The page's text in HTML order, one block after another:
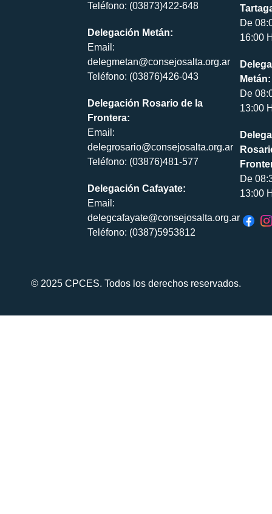
Teléfono: (03873)422-648
Delegación Metán:
Email:
delegmetan@consejosalta.org.ar
Teléfono: (03876)426-043
Delegación Rosario de la
Frontera:
Email:
delegrosario@consejosalta.org.ar
Teléfono: (03876)481-577
Delegación Cafayate:
Email:
delegcafayate@consejosalta.org.ar
Teléfono: (0387)5953812
De
16:00
Metán:
De
13:00
De
13:00
© 2025 CPCES. Todos los derechos reservados.